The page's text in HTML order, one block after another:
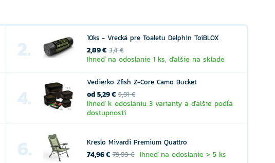
2. 10ks - Vrecká pre Toaletu Delphin ToiBLOX
2,89 € 3,4 €
Ihneď na odoslanie 1 ks, ďalšie na sklade
4.
Vedierko Zfish Z-Core Camo Bucket
od 5,29 € 5,91 €
Ihneď k odoslaniu 3 varianty a ďalšie podľa
dostupnosti
6. Kreslo Mivardi Premium Quattro
74,96 € 79,99 € Ihneď na odoslanie > 5 ks